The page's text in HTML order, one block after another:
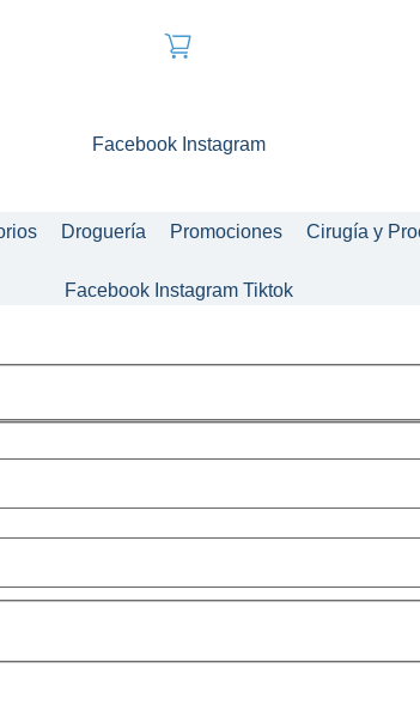
Facebook Instagram
Droguería Promociones Cirugía y
Facebook Instagram Tiktok